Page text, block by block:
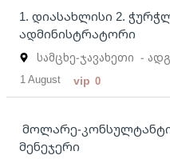
1. დიასახლისი 2.
ადმინისტრატორი
სამცხე-ჯავახეთი -
1 August vip 0
მოლარე-
მენეჯერი